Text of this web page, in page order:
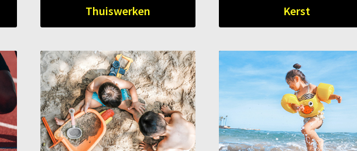
Thuiswerken Kerst